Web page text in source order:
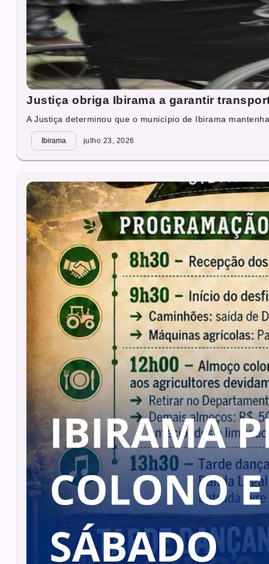
Justiça obriga Ibirama a garantir
A Justiça determinou que o município de Ibirama
Ibirama julho 23, 2026